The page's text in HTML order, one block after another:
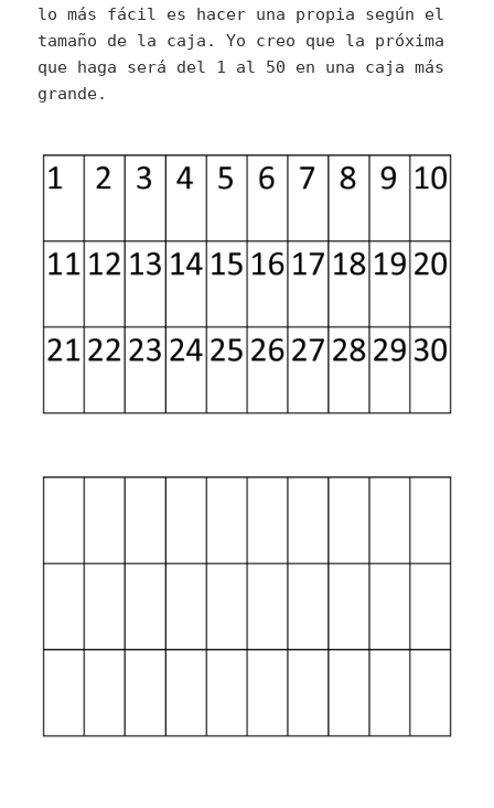
lo más fácil es hacer una propia según el
tamaño de la caja. Yo creo que la próxima
que haga será del 1 al 50 en una caja más
grande.